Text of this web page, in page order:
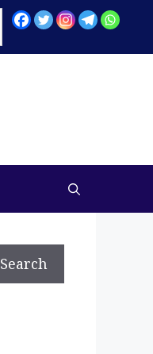
Search